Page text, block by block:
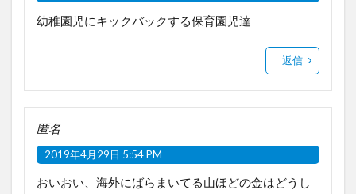
幼稚園児にキックバックする保育園児達
返信
匿名
2019年4月29日 5:54 PM
おいおい、海外にばらまいてる山ほどの金はどうし